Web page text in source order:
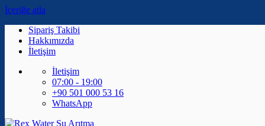
İçeriğe atla
Sipariş Takibi
Hakkımızda
İletişim
İletişim
07:00 - 19:00
+90 501 000 53 16
WhatsApp